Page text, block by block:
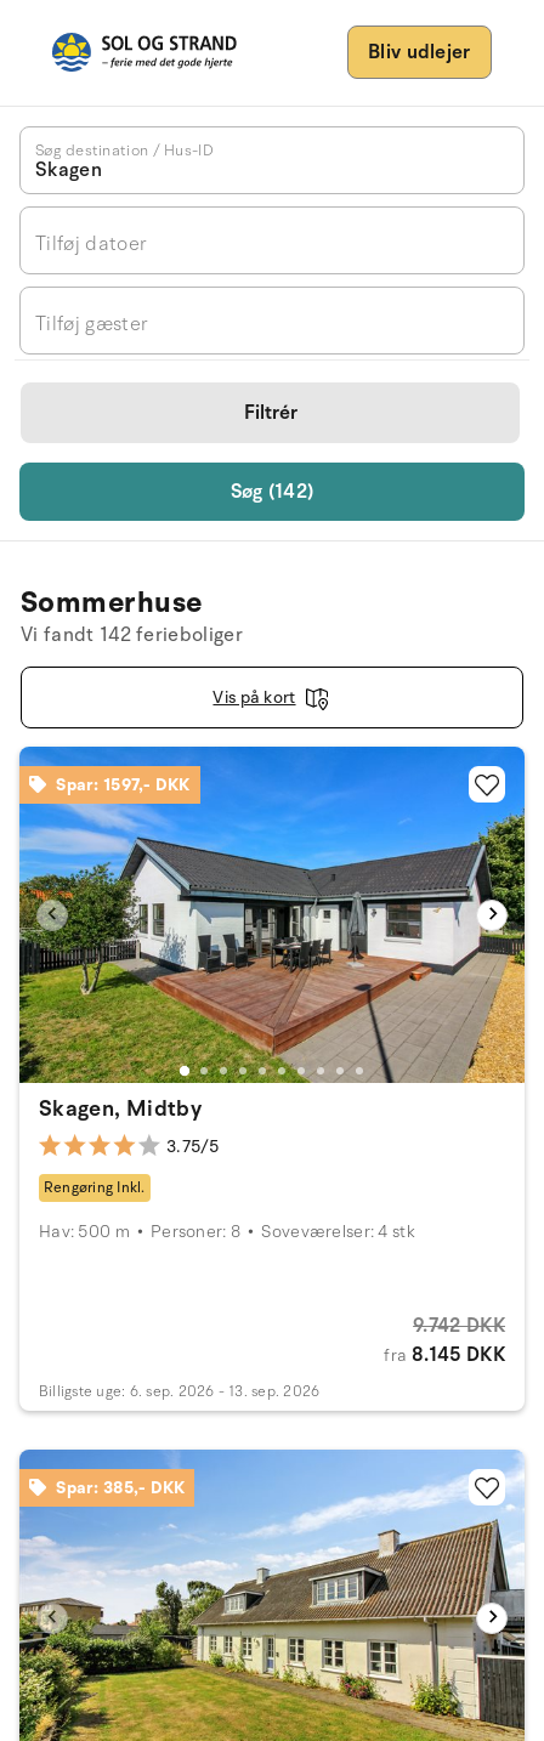
Bliv udlejer
Søg destination / Hus-ID
Tilføj datoer
Tilføj gæster
Filtrér
Søg (142)
Sommerhuse
Vi fandt 142 ferieboliger
Vis på kort
Spar: 1597,- DKK
Skagen, Midtby
3.75/5
Rengøring Inkl.
Hav: 500 m Personer: 8 Soveværelser: 4 stk
fra
9.742 DKK
8.145 DKK
Billigste uge: 6. sep. 2026 - 13. sep. 2026
Spar: 385,- DKK